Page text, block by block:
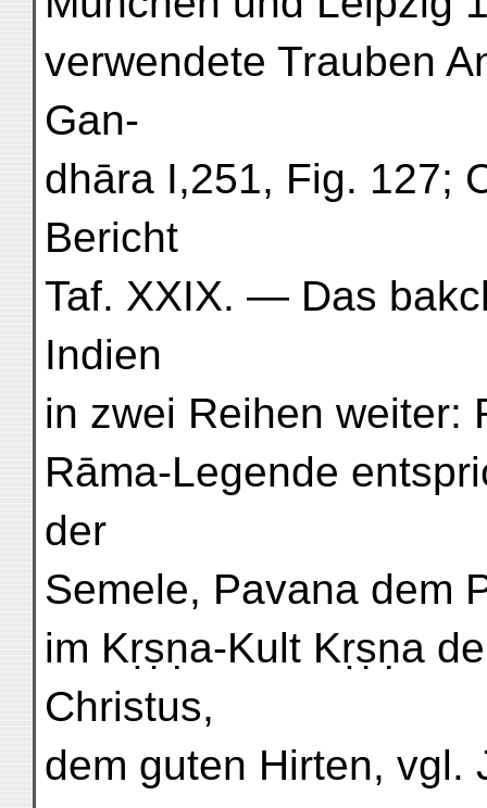
verwendete Trauben
Gan-
dhāra I,251, Fig. 127;
Bericht
Taf. XXIX. — Das
Indien
in zwei Reihen weiter:
Rāma-Legende
der
Semele, Pavana dem
im Kṛṣṇa-Kult Kṛṣṇa
Christus,
dem guten Hirten, vgl.